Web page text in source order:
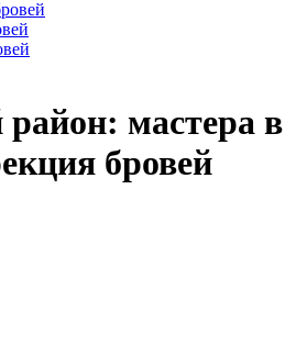
мастера в
бровей